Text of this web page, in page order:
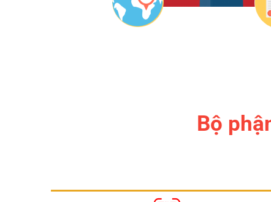
Bộ